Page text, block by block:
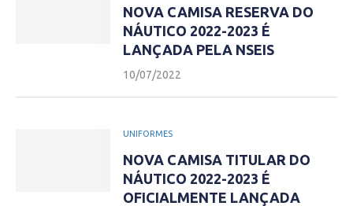
NOVA CAMISA RESERVA DO
NÁUTICO 2022-2023 É
LANÇADA PELA NSEIS
10/07/2022
UNIFORMES
NOVA CAMISA TITULAR DO
NÁUTICO 2022-2023 É
OFICIALMENTE LANÇADA